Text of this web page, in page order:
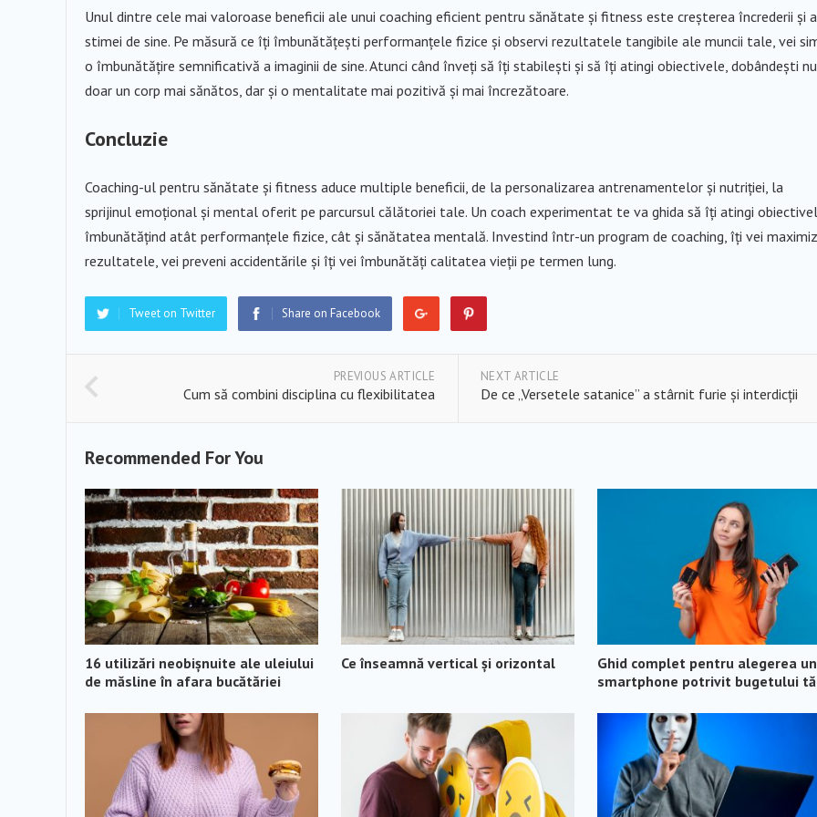
Unul dintre cele mai valoroase beneficii ale unui coaching eficient pentru sănătate și fitness este creșterea încrederii și a
stimei de sine. Pe măsură ce îți îmbunătățești performanțele fizice și observi rezultatele tangibile ale muncii tale, vei
o îmbunătățire semnificativă a imaginii de sine. Atunci când înveți să îți stabilești și să îți atingi obiectivele, dobândești nu
doar un corp mai sănătos, dar și o mentalitate mai pozitivă și mai încrezătoare.
Concluzie
Coaching-ul pentru sănătate și fitness aduce multiple beneficii, de la personalizarea antrenamentelor și nutriției, la
sprijinul emoțional și mental oferit pe parcursul călătoriei tale. Un coach experimentat te va ghida să îți atingi
îmbunătățind atât performanțele fizice, cât și sănătatea mentală. Investind într-un program de coaching, îți vei
rezultatele, vei preveni accidentările și îți vei îmbunătăți calitatea vieții pe termen lung.
Tweet on Twitter Share on Facebook
PREVIOUS ARTICLE
Cum să combini disciplina cu flexibilitatea
NEXT ARTICLE
De ce „Versetele satanice” a stârnit furie și interdicții
Recommended For You
16 utilizări neobișnuite ale uleiului
de măsline în afara bucătăriei
Ce înseamnă vertical și orizontal
Ghid complet pentru alegerea
smartphone potrivit bugetului